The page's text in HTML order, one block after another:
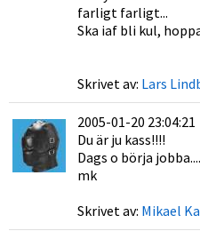
farligt farligt...
Ska iaf bli kul,
Skrivet av: Lars
2005-01-20 23:04:21
Du är ju kass!!!!
Dags o börja
mk
Skrivet av: Mikael